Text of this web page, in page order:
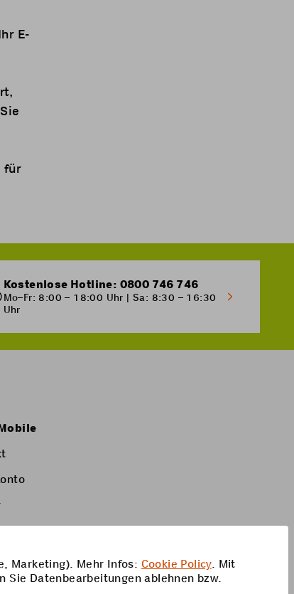
E-
für
Kostenlose Hotline: 0800 746 746
Mo–Fr: 8:00 – 18:00 Uhr | Sa: 8:30 – 16:30
Uhr
Marketing). Mehr Infos: Cookie Policy. Mit
Sie Datenbearbeitungen ablehnen bzw.